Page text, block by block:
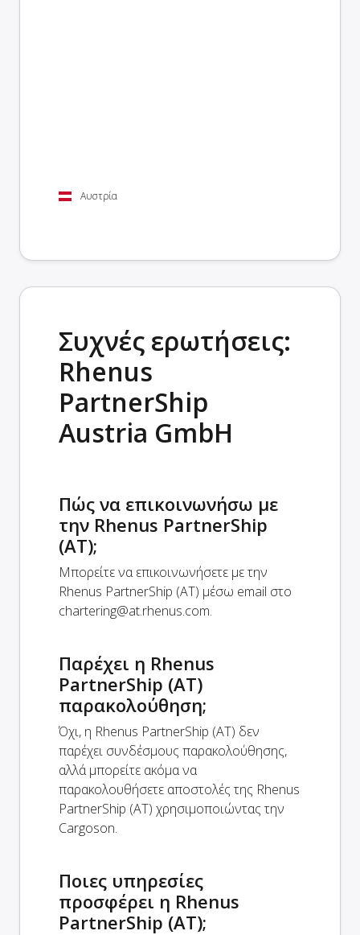
Αυστρία
Συχνές ερωτήσεις:
Rhenus
PartnerShip
Austria GmbH
Πώς να επικοινωνήσω με
την Rhenus PartnerShip
(AT);
Μπορείτε να επικοινωνήσετε με την
Rhenus PartnerShip (AT) μέσω email στο
chartering@at.rhenus.com.
Παρέχει η Rhenus
PartnerShip (AT)
παρακολούθηση;
Όχι, η Rhenus PartnerShip (AT) δεν
παρέχει συνδέσμους παρακολούθησης,
αλλά μπορείτε ακόμα να
παρακολουθήσετε αποστολές της Rhenus
PartnerShip (AT) χρησιμοποιώντας την
Cargoson.
Ποιες υπηρεσίες
προσφέρει η Rhenus
PartnerShip (AT);